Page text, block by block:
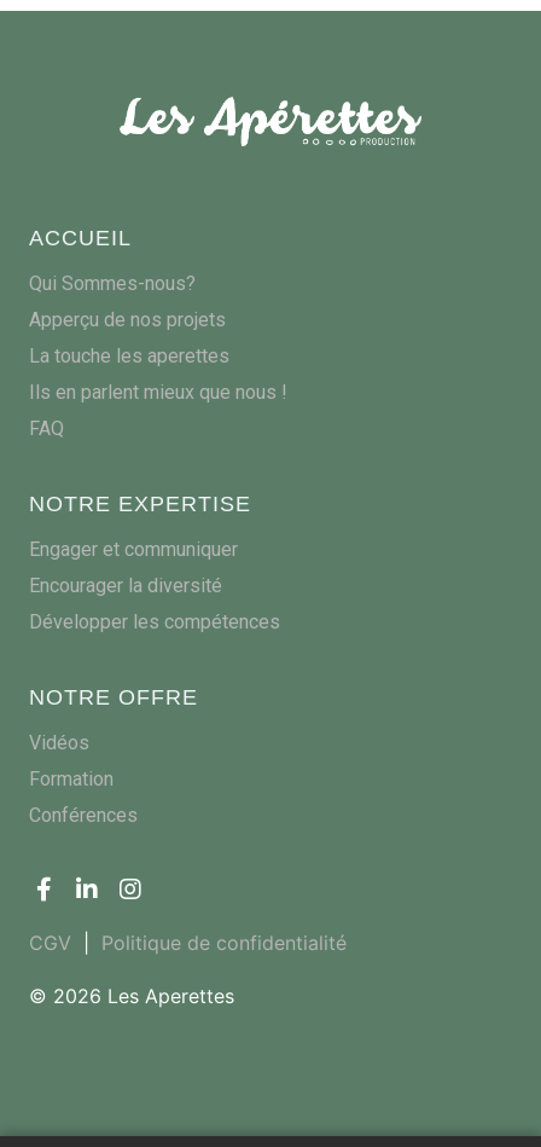
ACCUEIL
Qui Sommes-nous?
Apperçu de nos projets
La touche les aperettes
Ils en parlent mieux que nous !
FAQ
NOTRE EXPERTISE
Engager et communiquer
Encourager la diversité
Développer les compétences
NOTRE OFFRE
Vidéos
Formation
Conférences
CGV Politique de confidentialité
© 2026 Les Aperettes